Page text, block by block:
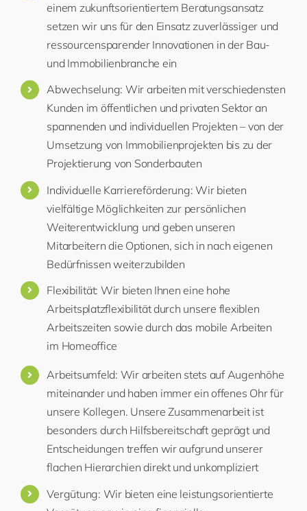
einem zukunftsorientiertem Beratungsansatz
setzen wir uns für den Einsatz zuverlässiger und
ressourcensparender Innovationen in der Bau-
und Immobilienbranche ein
Abwechselung: Wir arbeiten mit verschiedensten
Kunden im öffentlichen und privaten Sektor an
spannenden und individuellen Projekten – von der
Umsetzung von Immobilienprojekten bis zu der
Projektierung von Sonderbauten
Individuelle Karriereförderung: Wir bieten
vielfältige Möglichkeiten zur persönlichen
Weiterentwicklung und geben unseren
Mitarbeitern die Optionen, sich in nach eigenen
Bedürfnissen weiterzubilden
Flexibilität: Wir bieten Ihnen eine hohe
Arbeitsplatzflexibilität durch unsere flexiblen
Arbeitszeiten sowie durch das mobile Arbeiten
im Homeoffice
Arbeitsumfeld: Wir arbeiten stets auf Augenhöhe
miteinander und haben immer ein offenes Ohr für
unsere Kollegen. Unsere Zusammenarbeit ist
besonders durch Hilfsbereitschaft geprägt und
Entscheidungen treffen wir aufgrund unserer
flachen Hierarchien direkt und unkompliziert
Vergütung: Wir bieten eine leistungsorientierte